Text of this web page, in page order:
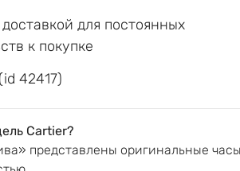
для постоянных
к покупке
42417)
Cartier?
представлены оригинальные часы